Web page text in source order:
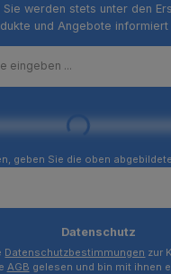
werden stets unter den
und Angebote informiert
Loading...
geben Sie die oben
Datenschutz
Datenschutzbestimmungen zur
AGB gelesen und bin mit ihnen